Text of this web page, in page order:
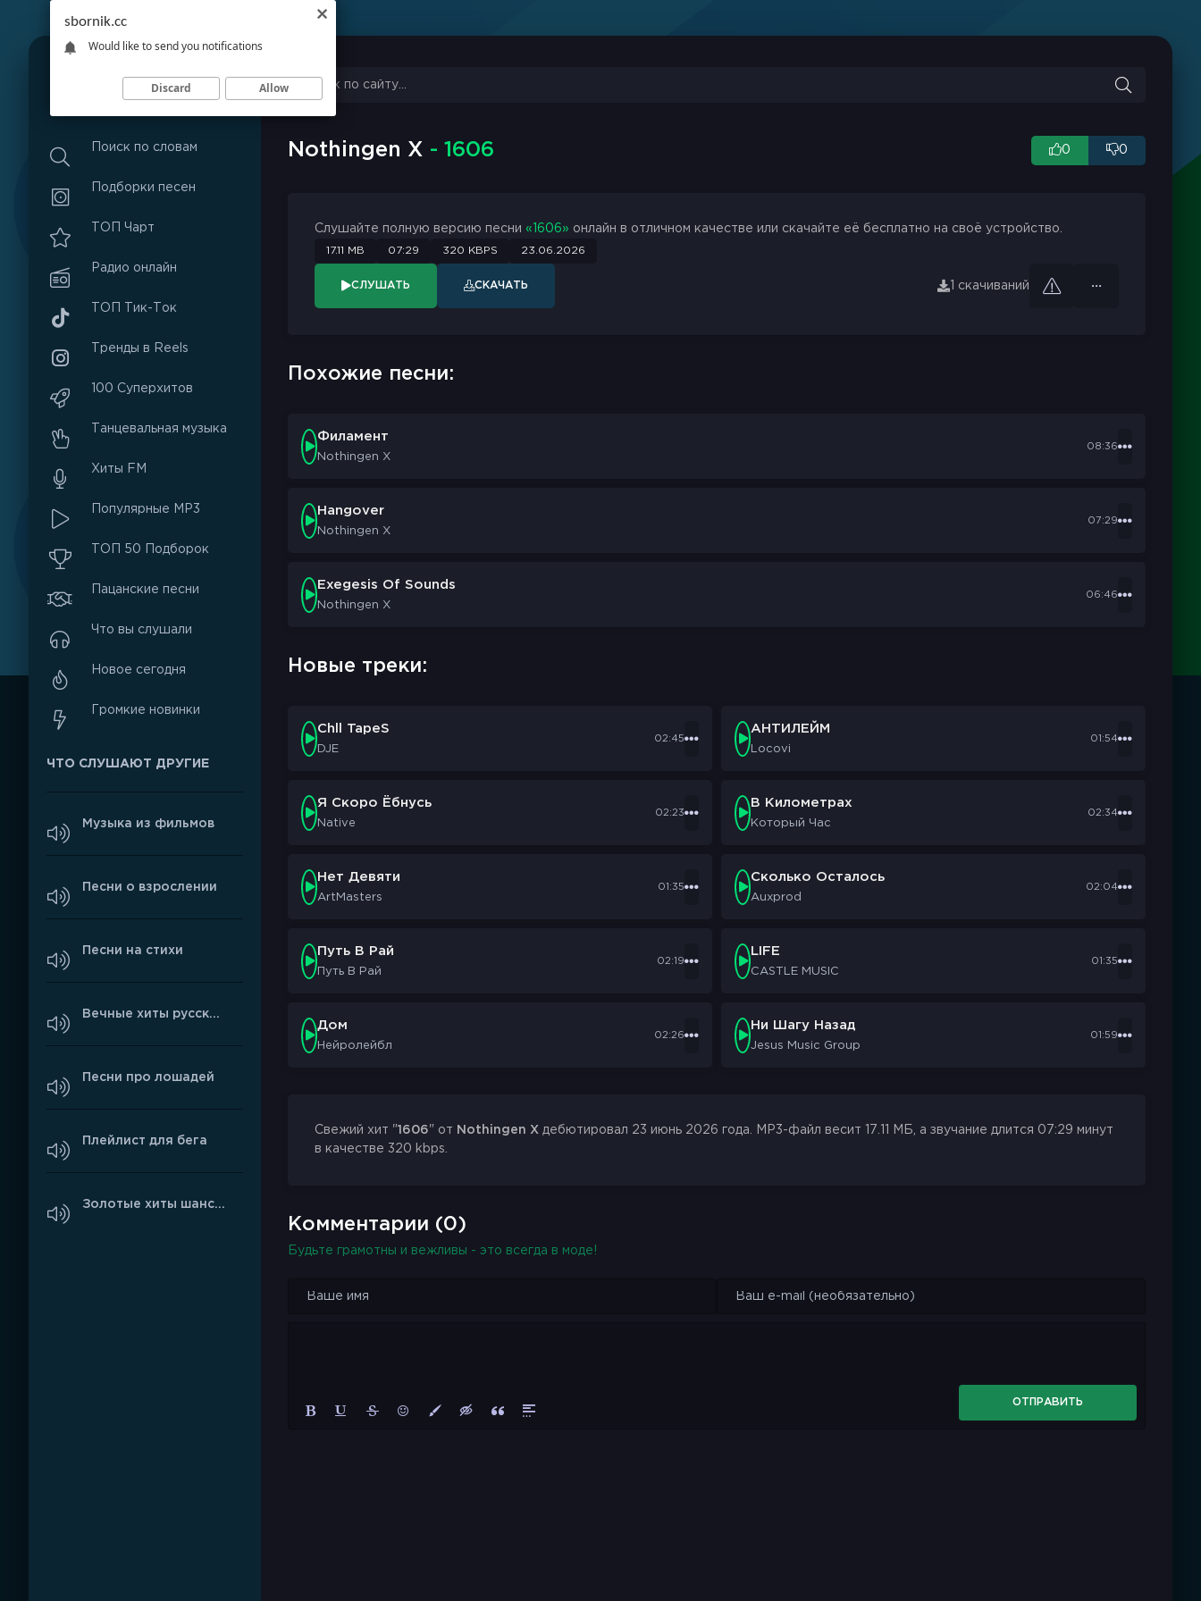
RNIK.CC
Nothingen X - 1606 0 0
Слушайте полную версию песни «1606» онлайн в отличном качестве или скачайте её бесплатно на своё устройство.
17.11 MB 07:29 320 KBPS 23.06.2026
СЛУШАТЬ СКАЧАТЬ 1 скачиваний
Похожие песни:
Филамент
Nothingen X
08:36
Hangover
Nothingen X
07:29
Exegesis Of Sounds
Nothingen X
06:46
Новые треки:
Chll TapeS
DJE
02:45
АНТИЛЕЙМ
Locovi
01:54
Я Скоро Ёбнусь
Native
02:23
В Километрах
Который Час
02:34
Нет Девяти
ArtMasters
01:35
Сколько Осталось
Auxprod
02:04
Путь В Рай
Путь В Рай
02:19
LIFE
CASTLE MUSIC
01:35
Дом
Нейролейбл
02:26
Ни Шагу Назад
Jesus Music Group
01:59
Свежий хит "1606" от Nothingen X дебютировал 23 июнь 2026 года. MP3-файл весит 17.11 МБ, а звучание длится 07:29 минут
в качестве 320 kbps.
Комментарии (0)
Будьте грамотны и вежливы - это всегда в моде!
ОТПРАВИТЬ
Поиск по словам
Подборки песен
ТОП Чарт
Радио онлайн
ТОП Тик-Ток
Тренды в Reels
100 Суперхитов
Танцевальная музыка
Хиты FM
Популярные MP3
ТОП 50 Подборок
Пацанские песни
Что вы слушали
Новое сегодня
Громкие новинки
ЧТО СЛУШАЮТ ДРУГИЕ
Музыка из фильмов
Песни о взрослении
Песни на стихи
Вечные хиты русского рэпа
Песни про лошадей
Плейлист для бега
Золотые хиты шансона
sbornik.cc
Would like to send you notifications
Discard Allow